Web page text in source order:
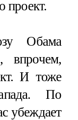
проект.
Обама
впрочем,
И тоже
По
убеждает